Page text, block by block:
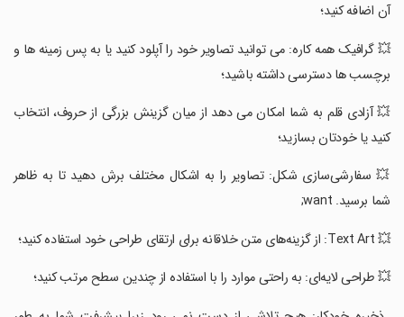
آن اضافه کنید؛
‏💥 گرافیک همه کاره: می توانید تصاویر خود را آپلود کنید یا به پس زمینه ها و
برچسب ها دسترسی داشته باشید؛
‏💥 آزادی قلم به شما امکان می دهد از میان گزینش بزرگی از حروف، انتخاب
کنید یا خودتان بسازید؛
‏💥 سفارشی‌سازی شکل: تصاویر را به اشکال مختلف برش دهید تا به ظاهر
شما برسید. want;
‏💥 Text Art: از گزینه‌های متن خلاقانه برای ارتقای طراحی خود استفاده کنید؛
‏💥 طراحی لایه‌ای: به راحتی موارد را با استفاده از چندین سطح مرتب کنید؛